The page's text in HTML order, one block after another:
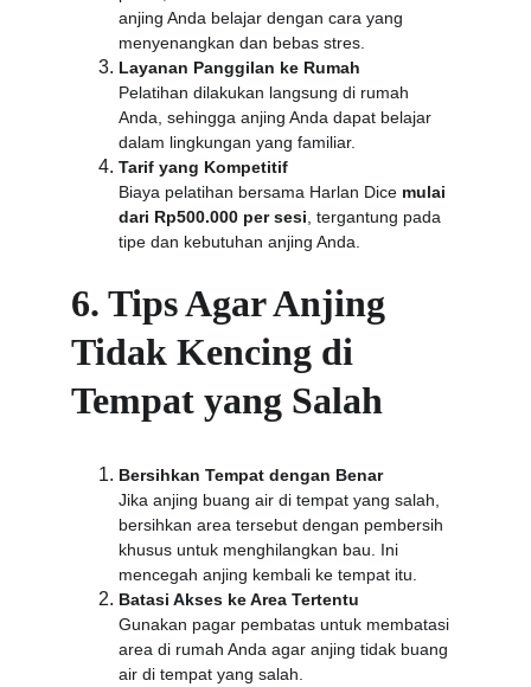
anjing Anda belajar dengan cara yang
menyenangkan dan bebas stres.
Layanan Panggilan ke Rumah
Pelatihan dilakukan langsung di rumah
Anda, sehingga anjing Anda dapat belajar
dalam lingkungan yang familiar.
Tarif yang Kompetitif
Biaya pelatihan bersama Harlan Dice mulai
dari Rp500.000 per sesi , tergantung pada
tipe dan kebutuhan anjing Anda.
6. Tips Agar Anjing
Tidak Kencing di
Tempat yang Salah
Bersihkan Tempat dengan Benar
Jika anjing buang air di tempat yang salah,
bersihkan area tersebut dengan pembersih
khusus untuk menghilangkan bau. Ini
mencegah anjing kembali ke tempat itu.
Batasi Akses ke Area Tertentu
Gunakan pagar pembatas untuk membatasi
area di rumah Anda agar anjing tidak buang
air di tempat yang salah.